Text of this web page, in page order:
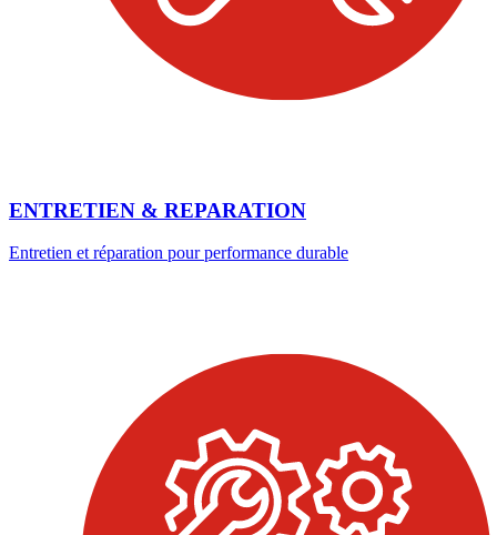
ENTRETIEN & REPARATION
Entretien et réparation pour performance durable